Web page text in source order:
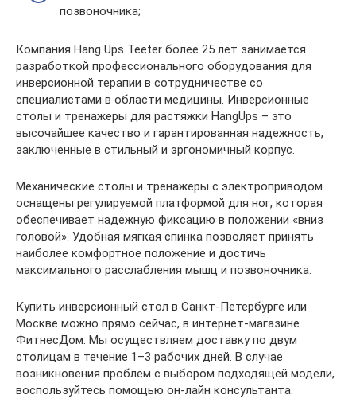
позвоночника;
Компания Hang Ups Teeter более 25 лет занимается
разработкой профессионального оборудования для
инверсионной терапии в сотрудничестве со
специалистами в области медицины. Инверсионные
столы и тренажеры для растяжки HangUps – это
высочайшее качество и гарантированная надежность,
заключенные в стильный и эргономичный корпус.
Механические столы и тренажеры с электроприводом
оснащены регулируемой платформой для ног, которая
обеспечивает надежную фиксацию в положении «вниз
головой». Удобная мягкая спинка позволяет принять
наиболее комфортное положение и достичь
максимального расслабления мышц и позвоночника.
Купить инверсионный стол в Санкт-Петербурге или
Москве можно прямо сейчас, в интернет-магазине
ФитнесДом. Мы осуществляем доставку по двум
столицам в течение 1–3 рабочих дней. В случае
возникновения проблем с выбором подходящей модели,
воспользуйтесь помощью он-лайн консультанта.